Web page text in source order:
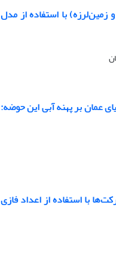
با استفاده از مدل
عمان بر پهنه آبی این حوضه:
با استفاده از اعداد فازی